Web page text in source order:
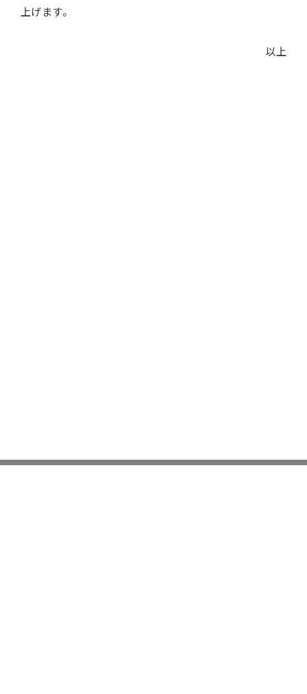
上げます。
以上